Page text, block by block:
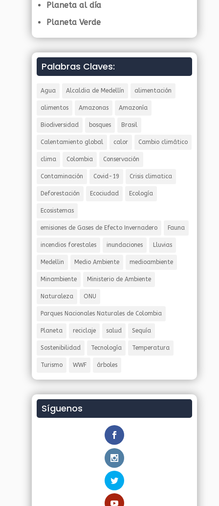
Planeta al día
Planeta Verde
Palabras Claves:
Agua Alcaldia de Medellín alimentación
alimentos Amazonas Amazonía
Biodiversidad bosques Brasil
Calentamiento global calor Cambio climático
clima Colombia Conservación
Contaminación Covid-19 Crisis climatica
Deforestación Ecociudad Ecología
Ecosistemas
emisiones de Gases de Efecto Invernadero Fauna
incendios forestales inundaciones Lluvias
Medellin Medio Ambiente medioambiente
Minambiente Ministerio de Ambiente
Naturaleza ONU
Parques Nacionales Naturales de Colombia
Planeta reciclaje salud Sequía
Sostenibilidad Tecnología Temperatura
Turismo WWF árboles
Síguenos